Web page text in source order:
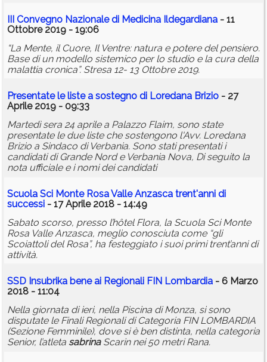
III Convegno Nazionale di Medicina Ildegardiana - 11
Ottobre 2019 - 19:06
“La Mente, il Cuore, Il Ventre: natura e potere del pensiero.
Base di un modello sistemico per lo studio e la cura della
malattia cronica”. Stresa 12- 13 Ottobre 2019.
Presentate le liste a sostegno di Loredana Brizio - 27
Aprile 2019 - 09:33
Martedì sera 24 aprile a Palazzo Flaim, sono state
presentate le due liste che sostengono l'Avv. Loredana
Brizio a Sindaco di Verbania. Sono stati presentati i
candidati di Grande Nord e Verbania Nova, Di seguito la
nota ufficiale e i nomi dei candidati
Scuola Sci Monte Rosa Valle Anzasca trent'anni di
successi - 17 Aprile 2018 - 14:49
Sabato scorso, presso l’hôtel Flora, la Scuola Sci Monte
Rosa Valle Anzasca, meglio conosciuta come “gli
Scoiattoli del Rosa”, ha festeggiato i suoi primi trent’anni di
attività.
SSD Insubrika bene ai Regionali FIN Lombardia - 6 Marzo
2018 - 11:04
Nella giornata di ieri, nella Piscina di Monza, si sono
disputate le Finali Regionali di Categoria FIN LOMBARDIA
(Sezione Femminile), dove si è ben distinta, nella categoria
Senior, l’atleta sabrinaScarin nei 50 metri Rana.